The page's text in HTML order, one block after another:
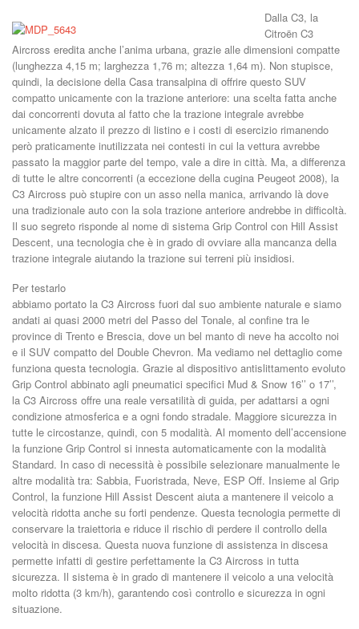
Dalla C3, la
Citroën C3
Aircross eredita anche l’anima urbana, grazie alle dimensioni compatte
(lunghezza 4,15 m; larghezza 1,76 m; altezza 1,64 m). Non stupisce,
quindi, la decisione della Casa transalpina di offrire questo SUV
compatto unicamente con la trazione anteriore: una scelta fatta anche
dai concorrenti dovuta al fatto che la trazione integrale avrebbe
unicamente alzato il prezzo di listino e i costi di esercizio rimanendo
però praticamente inutilizzata nei contesti in cui la vettura avrebbe
passato la maggior parte del tempo, vale a dire in città. Ma, a differenza
di tutte le altre concorrenti (a eccezione della cugina Peugeot 2008), la
C3 Aircross può stupire con un asso nella manica, arrivando là dove
una tradizionale auto con la sola trazione anteriore andrebbe in difficoltà.
Il suo segreto risponde al nome di sistema Grip Control con Hill Assist
Descent, una tecnologia che è in grado di ovviare alla mancanza della
trazione integrale aiutando la trazione sui terreni più insidiosi.
Per testarlo
abbiamo portato la C3 Aircross fuori dal suo ambiente naturale e siamo
andati ai quasi 2000 metri del Passo del Tonale, al confine tra le
province di Trento e Brescia, dove un bel manto di neve ha accolto noi
e il SUV compatto del Double Chevron. Ma vediamo nel dettaglio come
funziona questa tecnologia. Grazie al dispositivo antislittamento evoluto
Grip Control abbinato agli pneumatici specifici Mud & Snow 16’’ o 17’’,
la C3 Aircross offre una reale versatilità di guida, per adattarsi a ogni
condizione atmosferica e a ogni fondo stradale. Maggiore sicurezza in
tutte le circostanze, quindi, con 5 modalità. Al momento dell’accensione
la funzione Grip Control si innesta automaticamente con la modalità
Standard. In caso di necessità è possibile selezionare manualmente le
altre modalità tra: Sabbia, Fuoristrada, Neve, ESP Off. Insieme al Grip
Control, la funzione Hill Assist Descent aiuta a mantenere il veicolo a
velocità ridotta anche su forti pendenze. Questa tecnologia permette di
conservare la traiettoria e riduce il rischio di perdere il controllo della
velocità in discesa. Questa nuova funzione di assistenza in discesa
permette infatti di gestire perfettamente la C3 Aircross in tutta
sicurezza. Il sistema è in grado di mantenere il veicolo a una velocità
molto ridotta (3 km/h), garantendo così controllo e sicurezza in ogni
situazione.